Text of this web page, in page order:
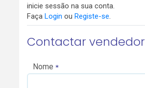
inicie sessão na sua conta.
Faça Login ou Registe-se.
Contactar vendedor
Nome